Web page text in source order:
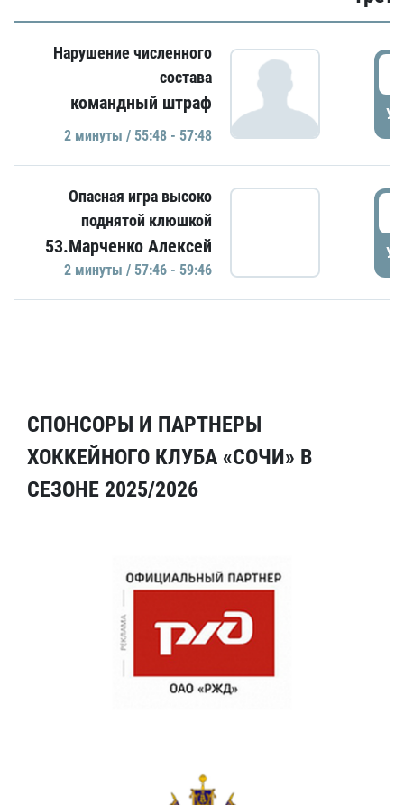
Нарушение численного
состава
командный штраф
2 минуты / 55:48 - 57:48
Опасная игра высоко
поднятой клюшкой
53.Марченко Алексей
2 минуты / 57:46 - 59:46
СПОНСОРЫ И ПАРТНЕРЫ
ХОККЕЙНОГО КЛУБА «СОЧИ» В
СЕЗОНЕ 2025/2026